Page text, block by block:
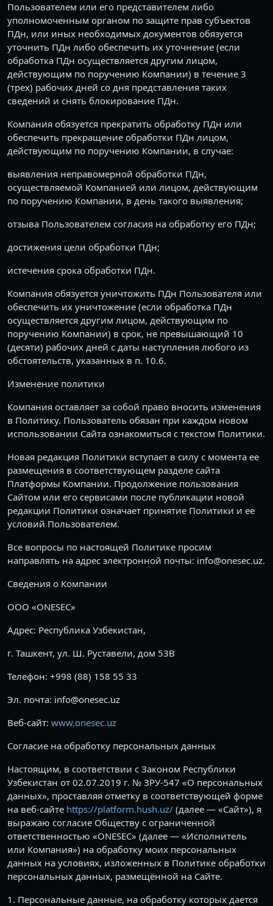
Пользователем или его представителем либо
уполномоченным органом по защите прав субъектов
ПДн, или иных необходимых документов обязуется
уточнить ПДн либо обеспечить их уточнение (если
обработка ПДн осуществляется другим лицом,
действующим по поручению Компании) в течение 3
(трех) рабочих дней со дня представления таких
сведений и снять блокирование ПДн.
Компания обязуется прекратить обработку ПДн или
обеспечить прекращение обработки ПДн лицом,
действующим по поручению Компании, в случае:
выявления неправомерной обработки ПДн,
осуществляемой Компанией или лицом, действующим
по поручению Компании, в день такого выявления;
отзыва Пользователем согласия на обработку его ПДн;
достижения цели обработки ПДн;
истечения срока обработки ПДн.
Компания обязуется уничтожить ПДн Пользователя или
обеспечить их уничтожение (если обработка ПДн
осуществляется другим лицом, действующим по
поручению Компании) в срок, не превышающий 10
(десяти) рабочих дней с даты наступления любого из
обстоятельств, указанных в п. 10.6.
Изменение политики
Компания оставляет за собой право вносить изменения
в Политику. Пользователь обязан при каждом новом
использовании Сайта ознакомиться с текстом Политики.
Новая редакция Политики вступает в силу с момента ее
размещения в соответствующем разделе сайта
Платформы Компании. Продолжение пользования
Сайтом или его сервисами после публикации новой
редакции Политики означает принятие Политики и ее
условий Пользователем.
Все вопросы по настоящей Политике просим
направлять на адрес электронной почты: info@onesec.uz.
Сведения о Компании
ООО «ONESEC»
Адрес: Республика Узбекистан,
г. Ташкент, ул. Ш. Руставели, дом 53B
Телефон: +998 (88) 158 55 33
Эл. почта: info@onesec.uz
Веб-сайт: www.onesec.uz
Согласие на обработку персональных данных
Настоящим, в соответствии с Законом Республики
Узбекистан от 02.07.2019 г. № ЗРУ-547 «О персональных
данных», проставляя отметку в соответствующей форме
на веб-сайте https://platform.hush.uz/ (далее — «Сайт»), я
выражаю согласие Обществу с ограниченной
ответственностью «ONESEC» (далее — «Исполнитель
или Компания») на обработку моих персональных
данных на условиях, изложенных в Политике обработки
персональных данных, размещённой на Сайте.
1. Персональные данные, на обработку которых дается